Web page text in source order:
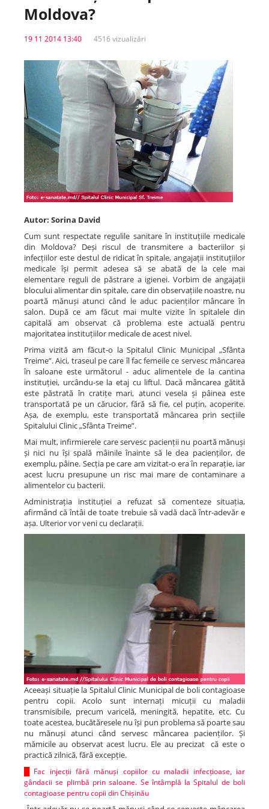
Centrul PAS
Școala E-Sănătate
SanoTeca
Moldova?
19 11 2014 13:40 4516 vizualizări
Autor: Sorina David
Cum sunt respectate regulile sanitare în instituțiile medicale
din Moldova? Deși riscul de transmitere a bacteriilor și
infecțiilor este destul de ridicat în spitale, angajații instituțiilor
medicale își permit adesea să se abată de la cele mai
elementare reguli de păstrare a igienei. Vorbim de angajații
blocului alimentar din spitale, care din observațiile noastre, nu
poartă mănuși atunci când le aduc pacienților mâncare în
salon. După ce am făcut mai multe vizite în spitalele din
capitală am observat că problema este actuală pentru
majoritatea instituțiilor medicale de acest nivel.
Prima vizită am făcut-o la Spitalul Clinic Municipal „Sfânta
Treime”. Aici, traseul pe care îl fac femeile ce servesc mâncarea
în saloane este următorul - aduc alimentele de la cantina
instituției, urcându-se la etaj cu liftul. Dacă mâncarea gătită
este păstrată în cratițe mari, atunci vesela și pâinea este
transportată pe un cărucior, fără să fie, cel puțin, acoperite.
Așa, de exemplu, este transportată mâncarea prin secțiile
Spitalului Clinic „Sfânta Treime”.
Mai mult, infirmierele care servesc pacienții nu poartă mănuși
și nici nu își spală mâinile înainte să le dea pacienților, de
exemplu, pâine. Secția pe care am vizitat-o era în reparație, iar
acest lucru presupune un risc mai mare de contaminare a
alimentelor cu bacterii.
Administrația instituției a refuzat să comenteze situația,
afirmând că întâi de toate trebuie să vadă dacă într-adevăr e
așa. Ulterior vor veni cu declarații.
Aceeași situație la Spitalul Clinic Municipal de boli contagioase
pentru copii. Acolo sunt internați micuții cu maladii
transmisibile, precum varicelă, meningită, hepatite, etc. Cu
toate acestea, bucătăresele nu își pun problema să poarte sau
nu mănuși atunci când servesc mâncarea pacienților. Și
mămicile au observat acest lucru. Ele au precizat că este o
practică zilnică, fără excepție.
Fac injecții fără mănuși copiilor cu maladii infecțioase, iar
gândacii se plimbă prin saloane. Se întâmplă la Spitalul de boli
contagioase pentru copii din Chișinău